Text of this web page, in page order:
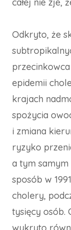
całej nie zje,
Odkryto, że
epidemii
krajach
spożycia
i zmiana
ryzyko
a tym samym
sposób w
cholery,
tysięcy osób.